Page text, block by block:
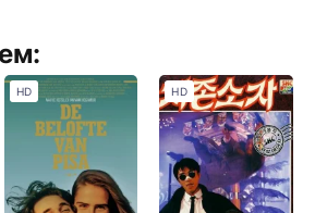
HD HD